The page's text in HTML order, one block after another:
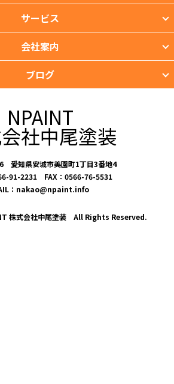
サービス
会社案内
ブログ
NPAINT
社中尾塗装
愛知県安城市美園町1丁目3番地4
91-2231 FAX：0566-76-5531
：nakao@npaint.info
株式会社中尾塗装 All Rights Reserved.